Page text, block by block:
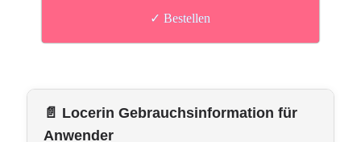
✓ Bestellen
📄 Locerin Gebrauchsinformation für
Anwender